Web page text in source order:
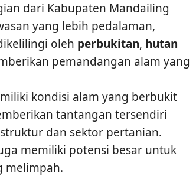
dari Kabupaten Mandailing
yang lebih pedalaman,
oleh perbukitan, hutan
pemandangan alam yang
kondisi alam yang berbukit
tantangan tersendiri
dan sektor pertanian.
memiliki potensi besar untuk
melimpah.